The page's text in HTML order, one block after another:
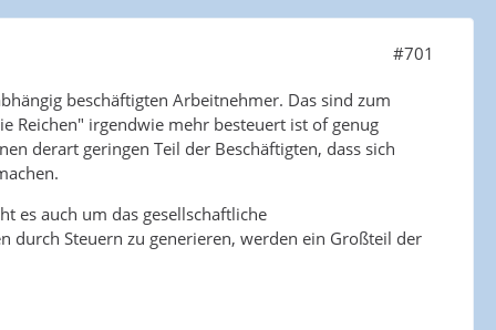
#701
beschäftigten Arbeitnehmer. Das sind zum
Reichen" irgendwie mehr besteuert ist of genug
derart geringen Teil der Beschäftigten, dass sich
es auch um das gesellschaftliche
durch Steuern zu generieren, werden ein Großteil der